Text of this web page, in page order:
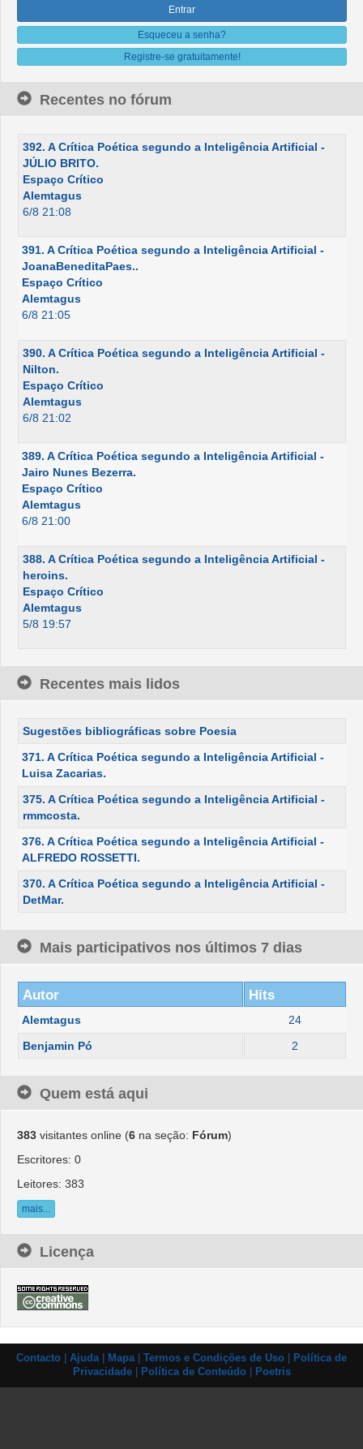
Esqueceu a senha?
Registre-se gratuitamente!
Recentes no fórum
392. A Crítica Poética segundo a Inteligência Artificial -
JÚLIO BRITO.
Espaço Crítico
Alemtagus
6/8 21:08
391. A Crítica Poética segundo a Inteligência Artificial -
JoanaBeneditaPaes..
Espaço Crítico
Alemtagus
6/8 21:05
390. A Crítica Poética segundo a Inteligência Artificial -
Nilton.
Espaço Crítico
Alemtagus
6/8 21:02
389. A Crítica Poética segundo a Inteligência Artificial -
Jairo Nunes Bezerra.
Espaço Crítico
Alemtagus
6/8 21:00
388. A Crítica Poética segundo a Inteligência Artificial -
heroins.
Espaço Crítico
Alemtagus
5/8 19:57
Recentes mais lidos
Sugestões bibliográficas sobre Poesia
371. A Crítica Poética segundo a Inteligência Artificial -
Luisa Zacarias.
375. A Crítica Poética segundo a Inteligência Artificial -
rmmcosta.
376. A Crítica Poética segundo a Inteligência Artificial -
ALFREDO ROSSETTI.
370. A Crítica Poética segundo a Inteligência Artificial -
DetMar.
Mais participativos nos últimos 7 dias
Autor Hits
Alemtagus
24
Benjamin Pó
2
Quem está aqui
383 visitantes online (6 na seção: Fórum)
Escritores: 0
Leitores: 383
mais...
Licença
Contacto Ajuda| Mapa| Termos e Condições de Uso
Política de
Privacidade| Política de Conteúdo| Poetris